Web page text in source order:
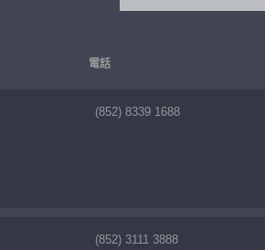
電話
(852) 8339 1688
(852) 3111 3888